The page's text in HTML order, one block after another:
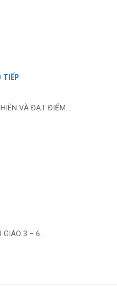
TIẾP
VÀ ĐẠT ĐIỂM...
3 – 6...